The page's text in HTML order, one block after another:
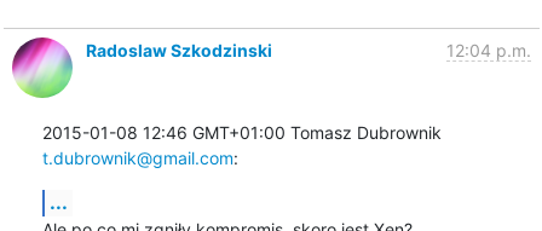
Radoslaw Szkodzinski 12:04 p.m.
t.dubrownik@gmail.com:
...